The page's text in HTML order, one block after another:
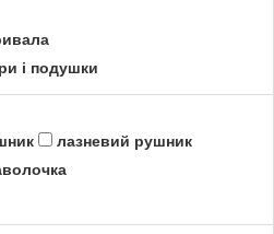
і подушки
лазневий рушник